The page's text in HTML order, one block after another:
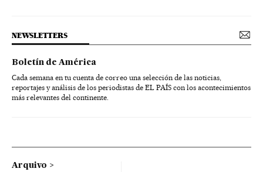
NEWSLETTERS
Boletín de América
Cada semana en tu cuenta de correo una selección de las noticias,
reportajes y análisis de los periodistas de EL PAÍS con los acontecimientos
más relevantes del continente.
Arquivo